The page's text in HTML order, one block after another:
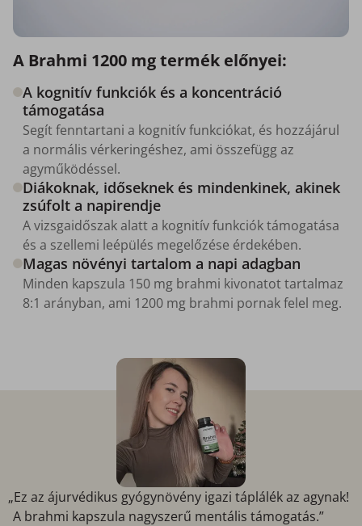
A Brahmi 1200 mg termék előnyei:
A kognitív funkciók és a koncentráció
támogatása
Segít fenntartani a kognitív funkciókat, és hozzájárul
a normális vérkeringéshez, ami összefügg az
agyműködéssel.
Diákoknak, időseknek és mindenkinek, akinek
zsúfolt a napirendje
A vizsgaidőszak alatt a kognitív funkciók támogatása
és a szellemi leépülés megelőzése érdekében.
Magas növényi tartalom a napi adagban
Minden kapszula 150 mg brahmi kivonatot tartalmaz
8:1 arányban, ami 1200 mg brahmi pornak felel meg.
„Ez az ájurvédikus gyógynövény igazi táplálék az agynak!
A brahmi kapszula nagyszerű mentális támogatás.”